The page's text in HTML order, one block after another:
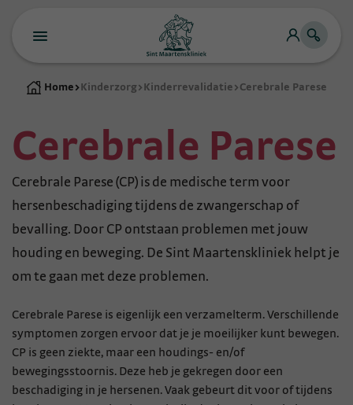
Home > Kinderzorg > Kinderrevalidatie > Cerebrale Parese
Cerebrale Parese
Cerebrale Parese (CP) is de medische term voor
hersenbeschadiging tijdens de zwangerschap of
bevalling. Door CP ontstaan problemen met jouw
houding en beweging. De Sint Maartenskliniek helpt je
om te gaan met deze problemen.
Cerebrale Parese is eigenlijk een verzamelterm. Verschillende
symptomen zorgen ervoor dat je je moeilijker kunt bewegen.
CP is geen ziekte, maar een houdings- en/of
bewegingsstoornis. Deze heb je gekregen door een
beschadiging in je hersenen. Vaak gebeurt dit voor of tijdens